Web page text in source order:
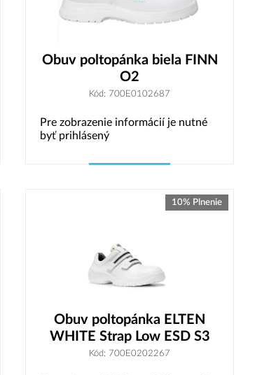
Obuv poltopánka biela FINN
O2
Kód: 700E0102687
Pre zobrazenie informácií je nutné
byť prihlásený
10% Plnenie
Obuv poltopánka ELTEN
WHITE Strap Low ESD S3
Kód: 700E0202267